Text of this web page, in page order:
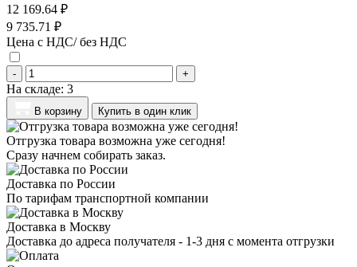
12 169.64 ₽
9 735.71 ₽
Цена с НДС/ без НДС
- +
На складе: 3
В корзину Купить в один клик
Отгрузка товара возможна уже сегодня!
Сразу начнем собирать заказ.
Доставка по России
По тарифам транспортной компании
Доставка в Москву
Доставка до адреса получателя - 1-3 дня с момента отгрузки